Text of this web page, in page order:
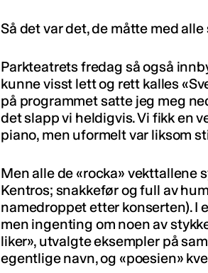
Så det var det, de måtte med alle
Parkteatrets fredag så også
kunne visst lett og rett kalles
på programmet satte jeg meg
det slapp vi heldigvis. Vi fikk en
piano, men uformelt var liksom
Men alle de «rocka» vekttallene
Kentros; snakkefør og full av
namedroppet etter konserten). I
men ingenting om noen av
liker», utvalgte eksempler på
egentlige navn, og «poesien»